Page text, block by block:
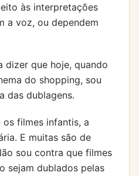
às interpretações
a voz, ou dependem
dizer que hoje, quando
do shopping, sou
das dublagens.
filmes infantis, a
E muitas são de
sou contra que filmes
sejam dublados pelas